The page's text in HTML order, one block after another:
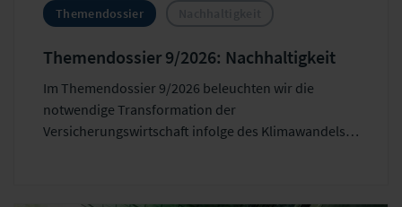
Themendossier
Themendossier 9/2026: Nachhaltigkeit
Im Themendossier 9/2026 beleuchten wir die
notwendige Transformation der
Versicherungswirtschaft infolge des Klimawandels